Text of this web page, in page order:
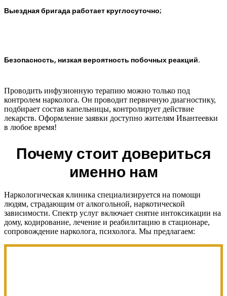
Выездная бригада работает круглосуточно;
Безопасность, низкая вероятность побочных реакций.
Проводить инфузионную терапию можно только под
контролем нарколога. Он проводит первичную диагностику,
подбирает состав капельницы, контролирует действие
лекарств. Оформление заявки доступно жителям Ивантеевки
в любое время!
Почему стоит довериться
именно нам
Наркологическая клиника специализируется на помощи
людям, страдающим от алкогольной, наркотической
зависимости. Спектр услуг включает снятие интоксикации на
дому, кодирование, лечение и реабилитацию в стационаре,
сопровождение нарколога, психолога. Мы предлагаем: